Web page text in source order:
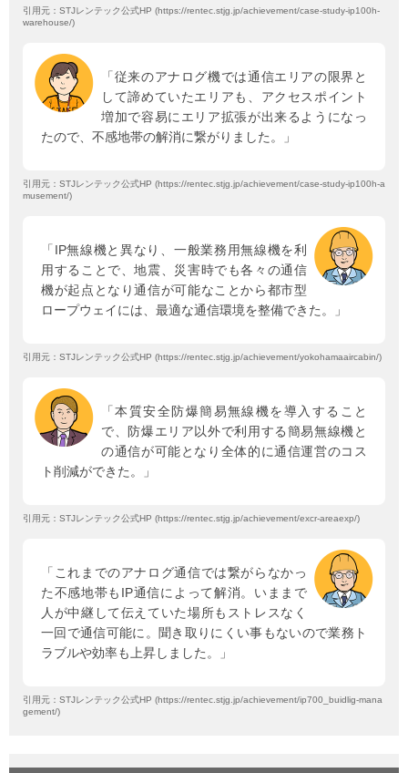
引用元：STJレンテック公式HP (https://rentec.stjg.jp/achievement/case-study-ip100h-
warehouse/)
「従来のアナログ機では通信エリアの限界と
して諦めていたエリアも、アクセスポイント
増加で容易にエリア拡張が出来るようになっ
たので、不感地帯の解消に繋がりました。」
引用元：STJレンテック公式HP (https://rentec.stjg.jp/achievement/case-study-ip100h-a
musement/)
「IP無線機と異なり、一般業務用無線機を利
用することで、地震、災害時でも各々の通信
機が起点となり通信が可能なことから都市型
ロープウェイには、最適な通信環境を整備できた。」
引用元：STJレンテック公式HP (https://rentec.stjg.jp/achievement/yokohamaaircabin/)
「本質安全防爆簡易無線機を導入すること
で、防爆エリア以外で利用する簡易無線機と
の通信が可能となり全体的に通信運営のコス
ト削減ができた。」
引用元：STJレンテック公式HP (https://rentec.stjg.jp/achievement/excr-areaexp/)
「これまでのアナログ通信では繋がらなかっ
た不感地帯もIP通信によって解消。いままで
人が中継して伝えていた場所もストレスなく
一回で通信可能に。聞き取りにくい事もないので業務ト
ラブルや効率も上昇しました。」
引用元：STJレンテック公式HP (https://rentec.stjg.jp/achievement/ip700_buidlig-mana
gement/)